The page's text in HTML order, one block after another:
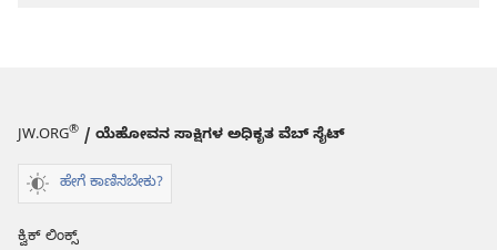
JW.ORG® / ಯೆಹೋವನ ಸಾಕ್ಷಿಗಳ ಅಧಿಕೃತ ವೆಬ್ ಸೈಟ್
ಹೇಗೆ ಕಾಣಿಸಬೇಕು?
ಕ್ವಿಕ್ ಲಿಂಕ್ಸ್